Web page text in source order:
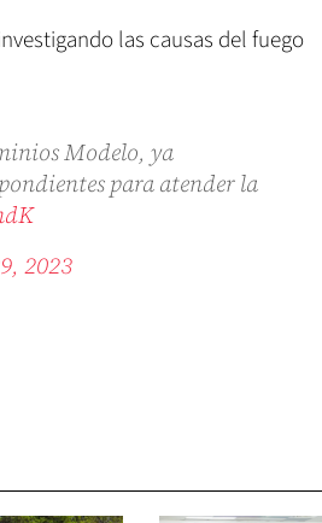
las causas del fuego
Modelo, ya
para atender la
2023